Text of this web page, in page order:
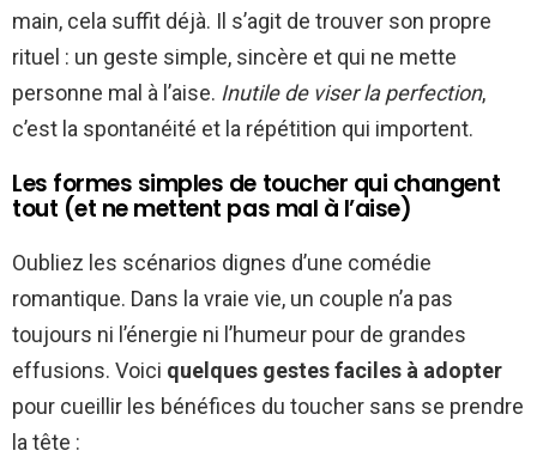
main, cela suffit déjà. Il s’agit de trouver son propre
rituel : un geste simple, sincère et qui ne mette
personne mal à l’aise. Inutile de viser la perfection,
c’est la spontanéité et la répétition qui importent.
Les formes simples de toucher qui changent
tout (et ne mettent pas mal à l’aise)
Oubliez les scénarios dignes d’une comédie
romantique. Dans la vraie vie, un couple n’a pas
toujours ni l’énergie ni l’humeur pour de grandes
effusions. Voici quelques gestes faciles à adopter
pour cueillir les bénéfices du toucher sans se prendre
la tête :